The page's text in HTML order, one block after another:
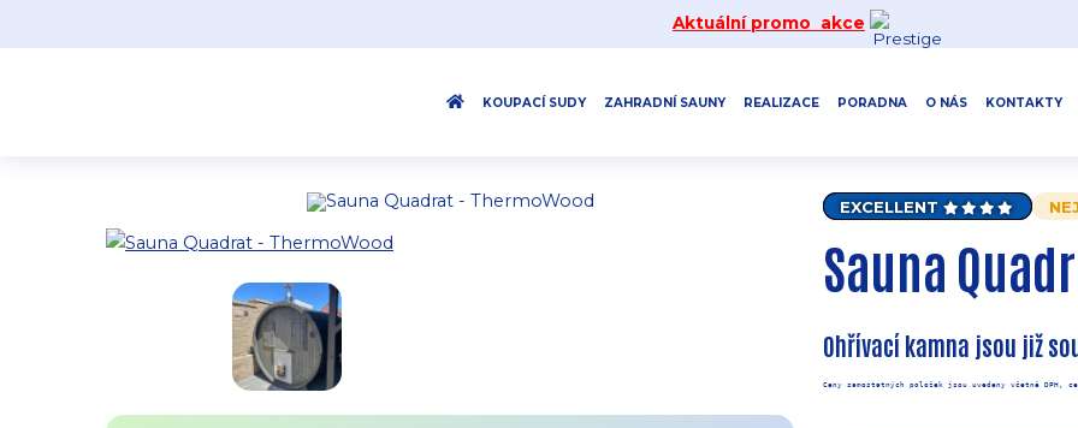
Aktuální promo akce
KOUPACÍ SUDY ZAHRADNÍ SAUNY REALIZACE PORADNA O NÁS KONTAKTY
EXCELLENT
Sauna
Ohřívací kamna jsou již
Ceny samostatných položek jsou uvedeny včetně DPH,